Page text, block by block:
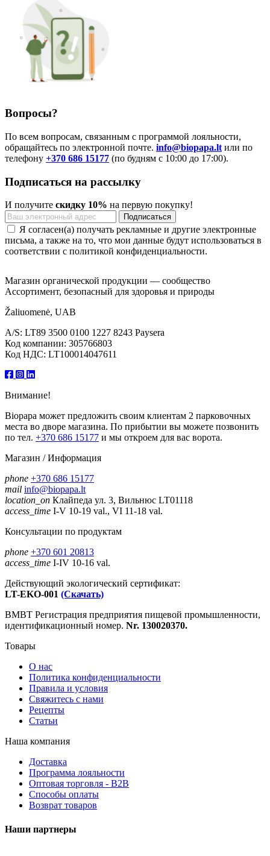
Вопросы?
По всем вопросам, связанным с программой лояльности,
обращайтесь по электронной почте. info@biopapa.lt или по
телефону +370 686 15177 (по будням с 10:00 до 17:00).
Подписаться на рассылку
И получите скидку 10% на первую покупку!
Я согласен(а) получать рекламные и другие электронные
письма, а также на то, что мои данные будут использоваться в
соответствии с политикой конфиденциальности.
Магазин органической продукции — сообщество
Ассортимент, безопасный для здоровья и природы
Žaliuomenė, UAB
A/S: LT89 3500 0100 1227 8243 Paysera
Код компании: 305766803
Код НДС: LT100014047611
Внимание!
Biopapa может предложить своим клиентам 2 парковочных
места во дворе магазина. По прибытии вы можете позвонить
по тел. +370 686 15177 и мы откроем для вас ворота.
Магазин / Информация
phone +370 686 15177
mail info@biopapa.lt
location_on Клайпеда ул. 3, Вильнюс LT01118
access_time I-V 10-19 val., VI 11-18 val.
Консультации по продуктам
phone +370 601 20813
access_time I-IV 10-16 val.
Действующий экологический сертификат:
LT-EKO-001 (Скачать)
ВМВТ Регистрация предприятия пищевой промышленности,
идентификационный номер. Nr. 130020370.
Товары
О нас
Политика конфиденциальности
Правила и условия
Свяжитесь с нами
Рецепты
Статьи
Наша компания
Доставка
Программа лояльности
Оптовая торговля - B2B
Способы оплаты
Возврат товаров
Наши партнеры